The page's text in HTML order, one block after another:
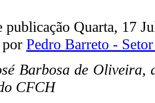
publicação Quarta, 17
Pedro Barreto -
Barbosa de Oliveira,
CFCH